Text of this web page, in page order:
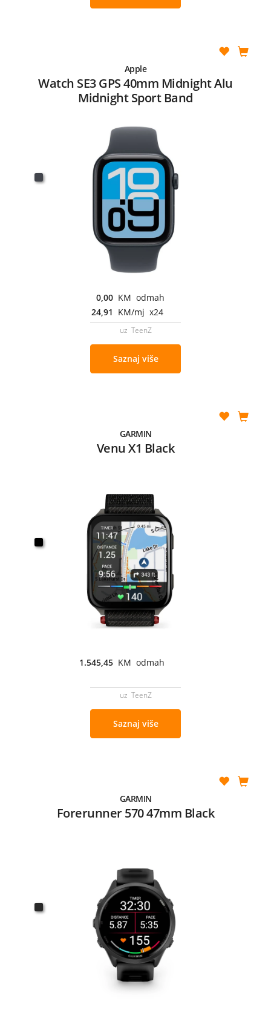
Apple
Watch SE3 GPS 40mm Midnight Alu
Midnight Sport Band
0,00 KM odmah
24,91 KM/mj x24
uz TeenZ
Saznaj više
GARMIN
Venu X1 Black
1.545,45 KM odmah
uz TeenZ
Saznaj više
GARMIN
Forerunner 570 47mm Black